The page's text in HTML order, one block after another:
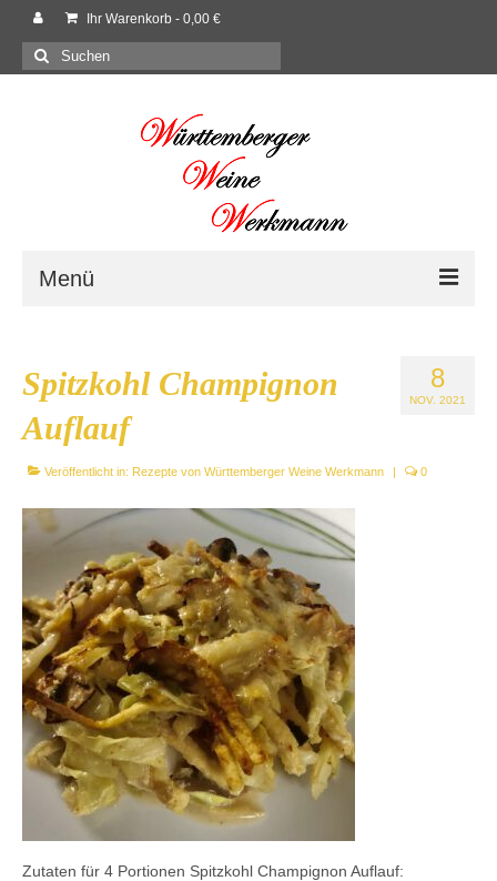
Ihr Warenkorb - 0,00 €
Suchen
nach:
Menü
Shop
Neues
Rezepte
Kontaktieren Sie uns!
Mein Konto
8
NOV. 2021
Spitzkohl Champignon
Auflauf
Veröffentlicht in: Rezepte von Württemberger Weine Werkmann | 0
Zutaten für 4 Portionen Spitzkohl Champignon Auflauf: